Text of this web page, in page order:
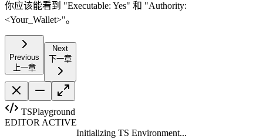
你应该能看到 "Executable: Yes" 和 "Authority:
<Your_Wallet>"。
Previous
上一章
Next
下一章
TSPlayground
EDITOR ACTIVE
Initializing TS Environment...